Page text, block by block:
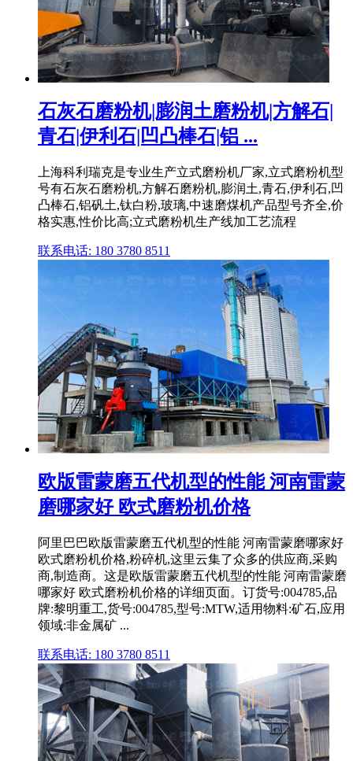
石灰石磨粉机|膨润土磨粉机|方解石|
青石|伊利石|凹凸棒石|铝 ...
上海科利瑞克是专业生产立式磨粉机厂家,立式磨粉机型
号有石灰石磨粉机,方解石磨粉机,膨润土,青石,伊利石,凹
凸棒石,铝矾土,钛白粉,玻璃,中速磨煤机产品型号齐全,价
格实惠,性价比高;立式磨粉机生产线加工艺流程
联系电话: 180 3780 8511
欧版雷蒙磨五代机型的性能 河南雷蒙
磨哪家好 欧式磨粉机价格
阿里巴巴欧版雷蒙磨五代机型的性能 河南雷蒙磨哪家好
欧式磨粉机价格,粉碎机,这里云集了众多的供应商,采购
商,制造商。这是欧版雷蒙磨五代机型的性能 河南雷蒙磨
哪家好 欧式磨粉机价格的详细页面。订货号:004785,品
牌:黎明重工,货号:004785,型号:MTW,适用物料:矿石,应用
领域:非金属矿 ...
联系电话: 180 3780 8511